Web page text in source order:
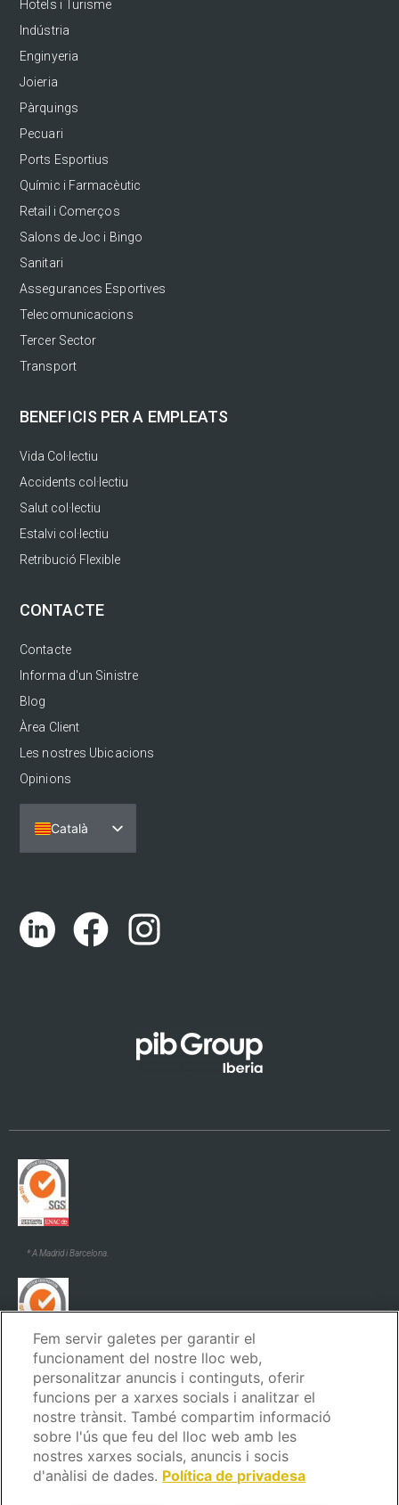
Hotels i Turisme
Indústria
Enginyeria
Joieria
Pàrquings
Pecuari
Ports Esportius
Químic i Farmacèutic
Retail i Comerços
Salons de Joc i Bingo
Sanitari
Assegurances Esportives
Telecomunicacions
Tercer Sector
Transport
BENEFICIS PER A EMPLEATS
Vida Col·lectiu
Accidents col·lectiu
Salut col·lectiu
Estalvi col·lectiu
Retribució Flexible
CONTACTE
Contacte
Informa d'un Sinistre
Blog
Àrea Client
Les nostres Ubicacions
Opinions
Català
Español
English (UK)
Euskara
* A Madrid i Barcelona.
* A Madrid i Barcelona.
Fem servir galetes per garantir el
funcionament del nostre lloc web,
personalitzar anuncis i continguts, oferir
funcions per a xarxes socials i analitzar el
nostre trànsit. També compartim informació
sobre l'ús que feu del lloc web amb les
nostres xarxes socials, anuncis i socis
d'anàlisi de dades. Política de privadesa